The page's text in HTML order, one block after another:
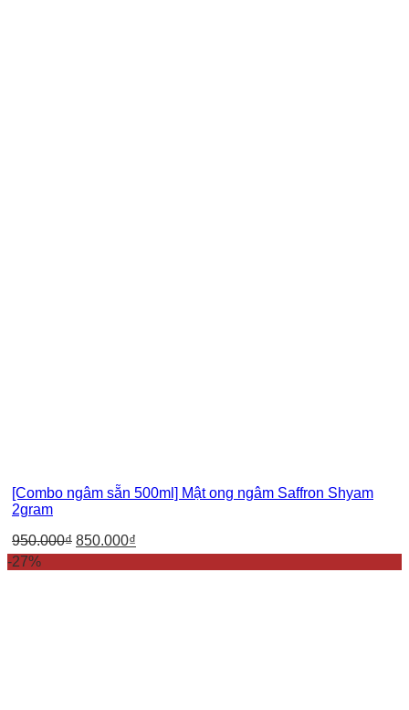
[Combo ngâm sẵn 500ml] Mật ong ngâm Saffron Shyam
2gram
950.000₫ 850.000₫
-27%